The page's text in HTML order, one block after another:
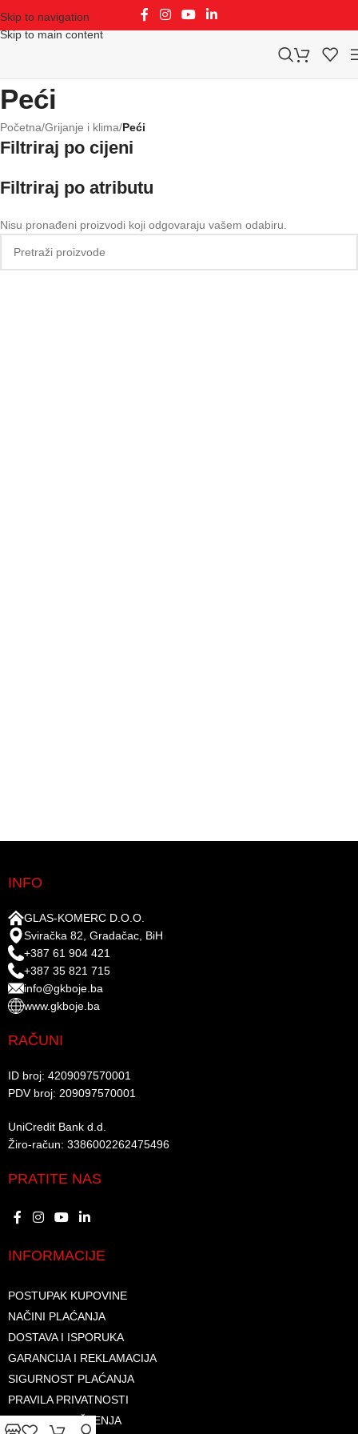
Skip to navigation
Skip to main content
Peći
Početna/Grijanje i klima/Peći
Filtriraj po cijeni
Filtriraj po atributu
Nisu pronađeni proizvodi koji odgovaraju vašem odabiru.
INFO
GLAS-KOMERC D.O.O.
Sviračka 82, Gradačac, BiH
+387 61 904 421
+387 35 821 715
info@gkboje.ba
www.gkboje.ba
RAČUNI
ID broj: 4209097570001​
PDV broj: 209097570001 ​
UniCredit Bank d.d.​
Žiro-račun: 3386002262475496​​
PRATITE NAS
INFORMACIJE
POSTUPAK KUPOVINE
NAČINI PLAĆANJA
DOSTAVA I ISPORUKA
GARANCIJA I REKLAMACIJA
SIGURNOST PLAĆANJA
PRAVILA PRIVATNOSTI
USLOVI KORIŠTENJA